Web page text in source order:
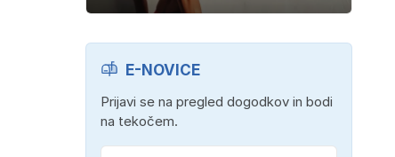
E-NOVICE
Prijavi se na pregled dogodkov in bodi
na tekočem.